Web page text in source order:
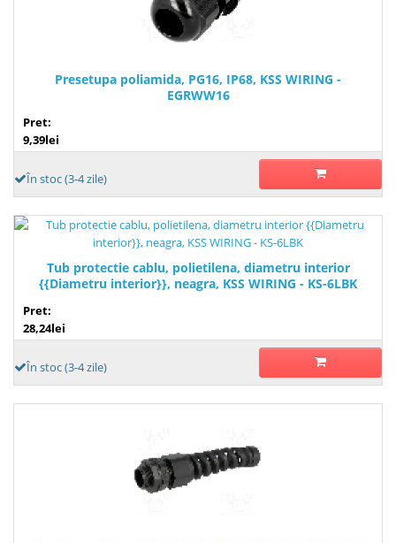
Presetupa poliamida, PG16, IP68, KSS WIRING -
EGRWW16
Pret:
9,39lei
În stoc (3-4 zile)
Tub protectie cablu, polietilena, diametru interior
{{Diametru interior}}, neagra, KSS WIRING - KS-6LBK
Pret:
28,24lei
În stoc (3-4 zile)